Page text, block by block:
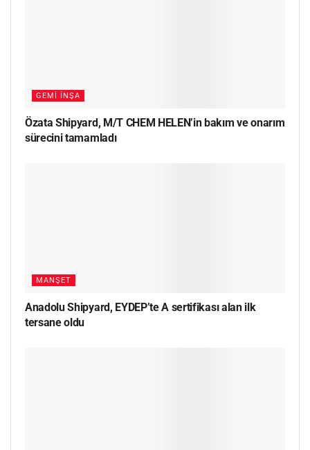
GEMI İNŞA
Özata Shipyard, M/T CHEM HELEN’in bakım ve onarım
sürecini tamamladı
MANŞET
Anadolu Shipyard, EYDEP’te A sertifikası alan ilk
tersane oldu